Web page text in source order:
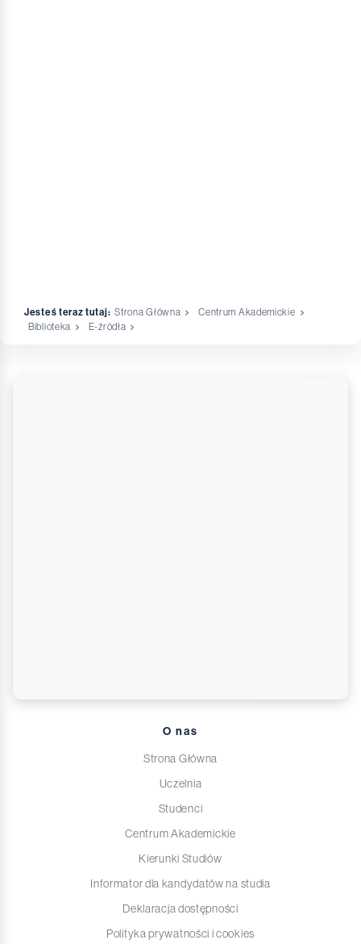
Jesteś teraz tutaj: Strona Główna
Centrum Akademickie
Biblioteka
E-źródła
O nas
Strona Główna
Uczelnia
Studenci
Centrum Akademickie
Kierunki Studiów
Informator dla kandydatów na studia
Deklaracja dostępności
Polityka prywatności i cookies